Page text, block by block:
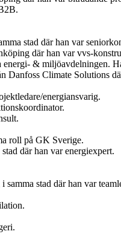
stad där han var
där han var vvs-
& miljöavdelningen.
Danfoss Climate Solutions
energiansvarig.
roll på GK Sverige.
där han var energiexpert.
stad där han var